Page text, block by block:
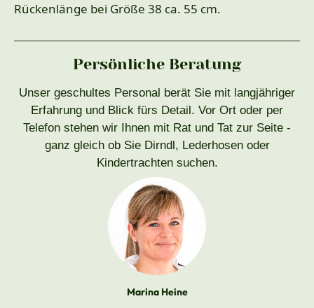
Rückenlänge bei Größe 38 ca. 55 cm.
Persönliche Beratung
Unser geschultes Personal berät Sie mit langjähriger
Erfahrung und Blick fürs Detail. Vor Ort oder per
Telefon stehen wir Ihnen mit Rat und Tat zur Seite -
ganz gleich ob Sie Dirndl, Lederhosen oder
Kindertrachten suchen.
Marina Heine